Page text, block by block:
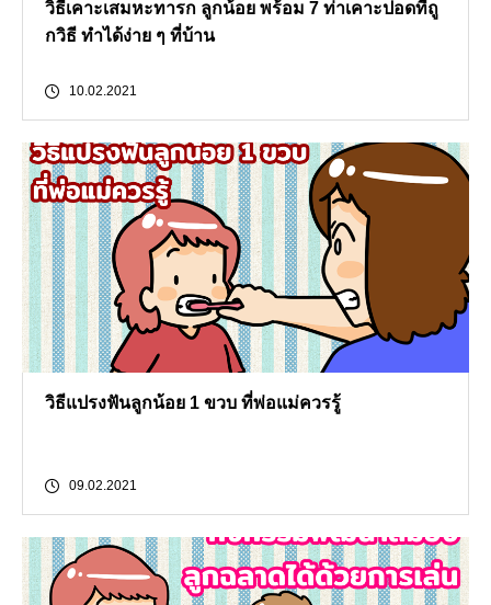
วิธีเคาะเสมหะทารก ลูกน้อย พร้อม 7 ท่าเคาะปอดที่ถู
กวิธี ทำได้ง่าย ๆ ที่บ้าน
10.02.2021
วิธีแปรงฟันลูกน้อย 1 ขวบ ที่พ่อแม่ควรรู้
09.02.2021